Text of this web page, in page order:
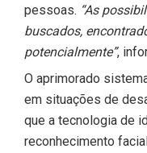
pessoas. “As
buscados,
potencialmente”,
O aprimorado
em situações de
que a tecnologia de
reconhecimento